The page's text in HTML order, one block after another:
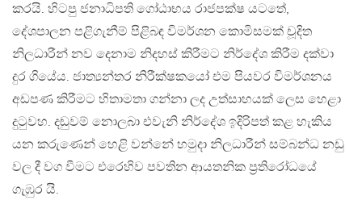
කරයි. හිටපු ජනාධිපති ගෝඨාභය රාජපක්ෂ යටතේ,
දේශපාලන පළිගැනීම් පිළිබඳ විමර්ශන කොමිසමක් චූදිත
නිලධාරීන් නව දෙනාම නිදහස් කිරීමට නිර්දේශ කිරීම දක්වා
දුර ගියේය. ජාත්‍යන්තර නිරීක්ෂකයෝ එම පියවර විමර්ශනය
අඩපණ කිරීමට හිතාමතා ගන්නා ලද උත්සාහයක් ලෙස හෙළා
දුටුවහ. දඬුවම් නොලබා එවැනි නිර්දේශ ඉදිරිපත් කළ හැකිය
යන කරුණෙන් හෙළි වන්නේ හමුදා නිලධාරීන් සම්බන්ධ නඩු
වල දී වග වීමට එරෙහිව පවතින ආයතනික ප්‍රතිරෝධයේ
ගැඹුර යි.